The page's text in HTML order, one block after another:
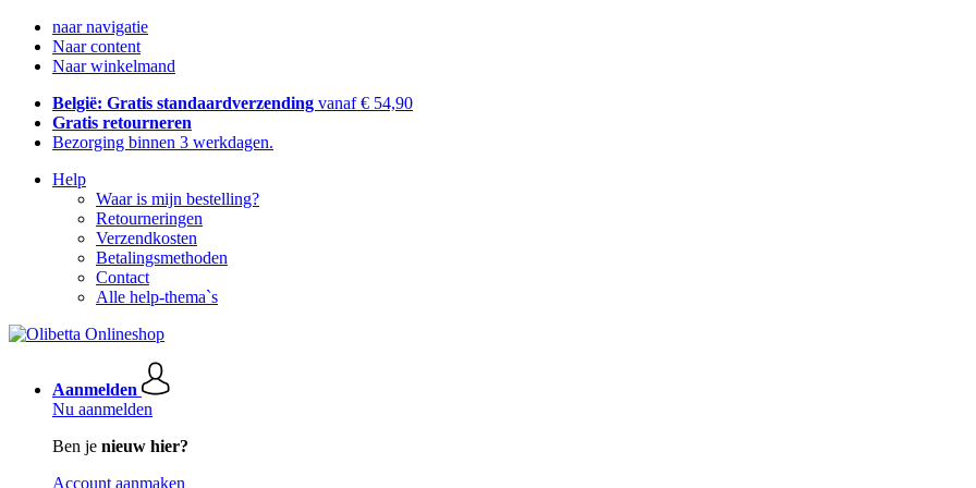
naar navigatie
Naar content
Naar winkelmand
België: Gratis standaardverzending vanaf € 54,90
Gratis retourneren
Bezorging binnen 3 werkdagen.
Help
Waar is mijn bestelling?
Retourneringen
Verzendkosten
Betalingsmethoden
Contact
Alle help-thema`s
Aanmelden
Nu aanmelden
Ben je nieuw hier?
Account aanmaken